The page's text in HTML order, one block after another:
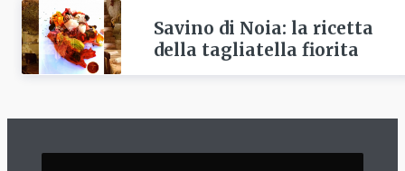
Savino di Noia: la ricetta
della tagliatella fiorita